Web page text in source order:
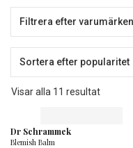
Visar alla 11 resultatSortera
Dr Schrammek
Blemish Balm